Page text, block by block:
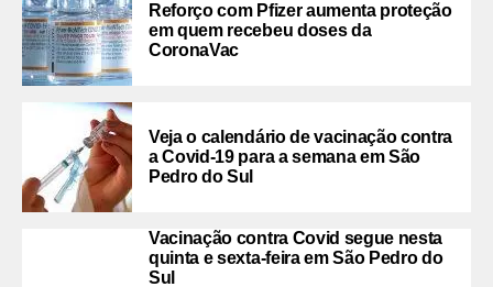
Reforço com Pfizer aumenta proteção
em quem recebeu doses da
CoronaVac
Veja o calendário de vacinação contra
a Covid-19 para a semana em São
Pedro do Sul
Vacinação contra Covid segue nesta
quinta e sexta-feira em São Pedro do
Sul